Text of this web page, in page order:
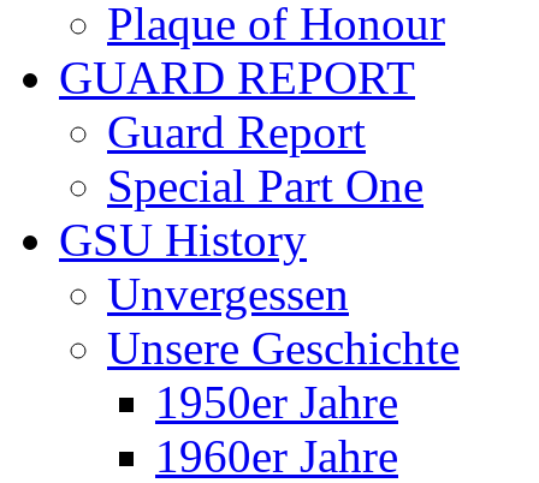
Plaque of Honour
GUARD REPORT
Guard Report
Special Part One
GSU History
Unvergessen
Unsere Geschichte
1950er Jahre
1960er Jahre